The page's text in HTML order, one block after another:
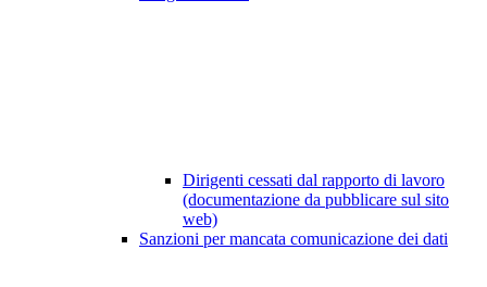
Dirigenti cessati dal rapporto di lavoro
(documentazione da pubblicare sul sito
web)
Sanzioni per mancata comunicazione dei dati